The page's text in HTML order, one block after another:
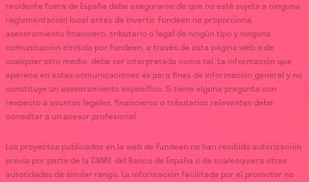
residente fuera de España debe asegurarse de que no esté sujeta a ninguna
reglamentación local antes de invertir. Fundeen no proporciona
asesoramiento financiero, tributario o legal de ningún tipo y ninguna
comunicación emitida por Fundeen, a través de esta página web o de
cualquier otro medio, debe ser interpretada como tal. La información que
aparece en estas comunicaciones es para fines de información general y no
constituye un asesoramiento específico. Si tiene alguna pregunta con
respecto a asuntos legales, financieros o tributarios relevantes debe
consultar a un asesor profesional.
Los proyectos publicados en la web de Fundeen no han recibido autorización
previa por parte de la CNMV, del Banco de España o de cualesquiera otras
autoridades de similar rango. La información facilitada por el promotor no